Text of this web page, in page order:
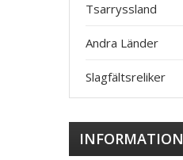
Tsarryssland
Andra Länder
Slagfältsreliker
INFORMATION